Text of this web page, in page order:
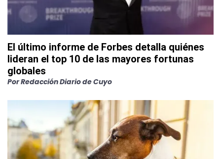
El último informe de Forbes detalla quiénes
lideran el top 10 de las mayores fortunas
globales
PorRedacción Diario de Cuyo